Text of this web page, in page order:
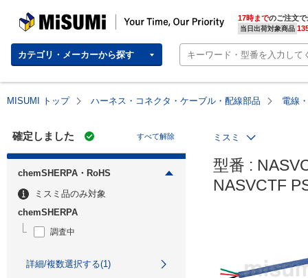
MISUMI | Your Time, Our Priority 17時までのご注文で
当日出荷対象商品
カテゴリ・メーカーから探す
MISUMI トップ ハーネス・コネクタ・ケーブル・配線部品 電線
確定しました すべて解除
chemSHERPA・RoHS
ミスミ品のみ対象
chemSHERPA
調査中
詳細/複数選択する(1)
ミスミ
型番 :
NASVCTF